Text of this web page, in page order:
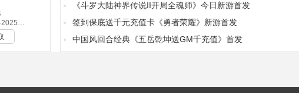
摸金之路-2025新年起源专属(无VIP)
《斗罗大陆神界传说II开局全魂师》今日新游首发
签到保底送千元充值卡《勇者荣耀》新游首发
中国风回合经典《五岳乾坤送GM千充值》首发